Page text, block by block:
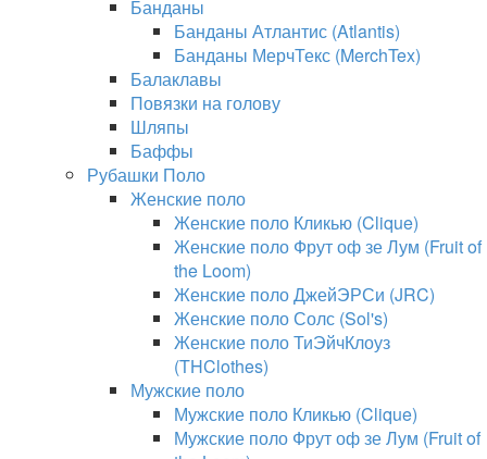
Банданы
Банданы Атлантис (Atlantis)
Банданы МерчТекс (MerchTex)
Балаклавы
Повязки на голову
Шляпы
Баффы
Рубашки Поло
Женские поло
Женские поло Кликью (Clique)
Женские поло Фрут оф зе Лум (Fruit of
the Loom)
Женские поло ДжейЭРСи (JRC)
Женские поло Солс (Sol's)
Женские поло ТиЭйчКлоуз
(THClothes)
Мужские поло
Мужские поло Кликью (Clique)
Мужские поло Фрут оф зе Лум (Fruit of